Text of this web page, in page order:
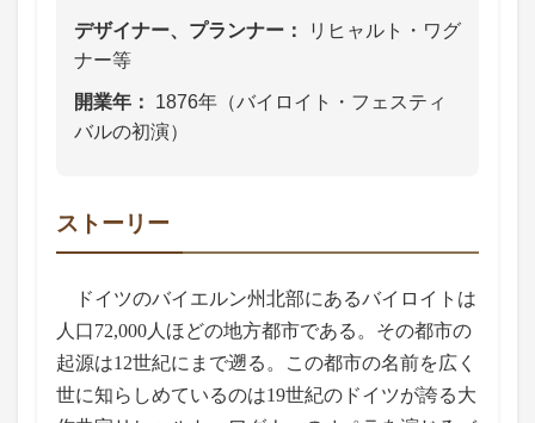
デザイナー、プランナー
リヒャルト・ワグ
ナー等
開業年
1876年（バイロイト・フェスティ
バルの初演）
ストーリー
ドイツのバイエルン州北部にあるバイロイトは
人口72,000人ほどの地方都市である。その都市の
起源は12世紀にまで遡る。この都市の名前を広く
世に知らしめているのは19世紀のドイツが誇る大